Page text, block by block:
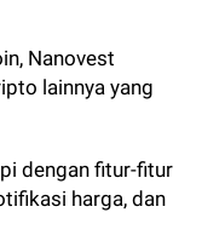
Nanovest
lainnya yang
dengan fitur-fitur
harga, dan